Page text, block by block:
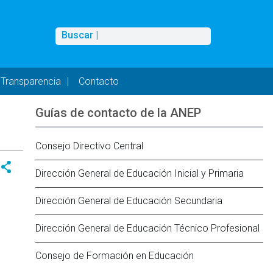
Buscar
Buscar |
Transparencia Contacto
Guías de contacto de la ANEP
Consejo Directivo Central
Dirección General de Educación Inicial y Primaria
Dirección General de Educación Secundaria
Dirección General de Educación Técnico Profesional
Consejo de Formación en Educación